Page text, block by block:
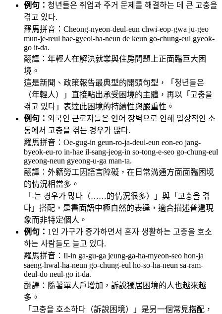
例句： 청년들은 취업과 주거 문제를 해결하는 데 큰 고충을
겪고 있다.
羅馬拼音：Cheong-nyeon-deul-eun chwi-eop-gwa ju-geo
mun-je-reul hae-gyeol-ha-neun de keun go-chung-eul gyeok-
go it-da.
翻譯：年輕人在解決就業與住房問題上正面臨巨大困
境。
這是新聞、政策報告最典型的開頭句型，「청년들은
（年輕人）」直接點出承受困境的主體，再以「고충을
겪고 있다」表達此困境的持續性與嚴重性。
例句： 외국인 근로자들은 언어 장벽으로 인해 일상적인 소
통에서 고충을 겪는 경우가 많다.
羅馬拼音：Oe-gug-in geun-ro-ja-deul-eun eon-eo jang-
byeok-eu-ro in-hae il-sang-jeog-in so-tong-e-seo go-chung-eul
gyeong-neun gyeong-u-ga man-ta.
翻譯：外籍勞工因語言障礙，在日常溝通方面面臨困境
的情況相當多。
「-는 경우가 많다（……的情況很多）」與「고충을 겪
다」搭配，是書面語中極自然的表達，適合描述普遍現
象而非特定個人。
例句： 1인 가구가 증가하면서 혼자 생활하는 고충을 호소
하는 사람들도 늘고 있다.
羅馬拼音：Il-in ga-gu-ga jeung-ga-ha-myeon-seo hon-ja
saeng-hwal-ha-neun go-chung-eul ho-so-ha-neun sa-ram-
deul-do neul-go it-da.
翻譯：隨著單人戶增加，訴說獨居困境的人也越來越
多。
「고충을 호소하다（訴說困境）」是另一個常見搭配，